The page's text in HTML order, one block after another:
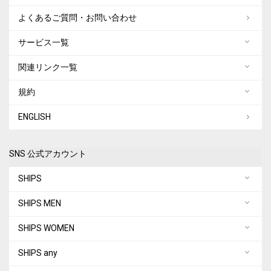
よくあるご質問・お問い合わせ
サービス一覧
関連リンク一覧
規約
ENGLISH
SNS 公式アカウント
SHIPS
SHIPS MEN
SHIPS WOMEN
SHIPS any